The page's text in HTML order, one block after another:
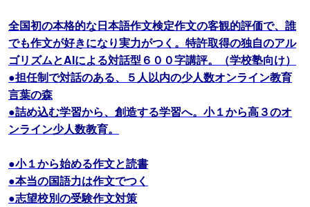
全国初の本格的な日本語作文検定作文の客観的評価で、誰
でも作文が好きになり実力がつく。特許取得の独自のアル
ゴリズムとAIによる対話型６００字講評。（学校塾向け）
●担任制で対話のある、５人以内の少人数オンライン教育
言葉の森
●詰め込む学習から、創造する学習へ。小１から高３のオ
ンライン少人数教育。
●小１から始める作文と読書
●本当の国語力は作文でつく
●志望校別の受験作文対策